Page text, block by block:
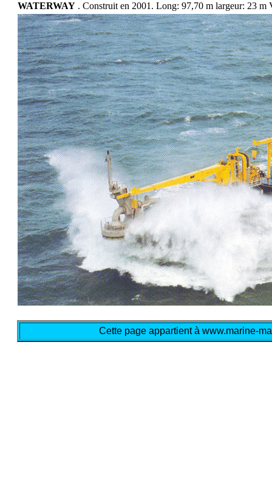
WATERWAY . Construit en 2001. Long: 97,70 m largeur: 23 m
Cette page appartient à www.marine-